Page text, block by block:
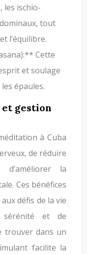
les ischio-
tout
l’équilibre.
Cette
et soulage
épaules.
et gestion
à Cuba
de réduire
la
Ces bénéfices
défis de la vie
sérénité et de
trouver dans un
facilite la